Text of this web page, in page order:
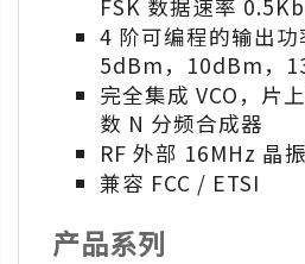
FSK 数据速率
4 阶可编程的输出功
5dBm，10dBm，
完全集成 VCO，片
数 N 分频合成器
RF 外部 16MHz 晶振
兼容 FCC / ETSI
产品系列